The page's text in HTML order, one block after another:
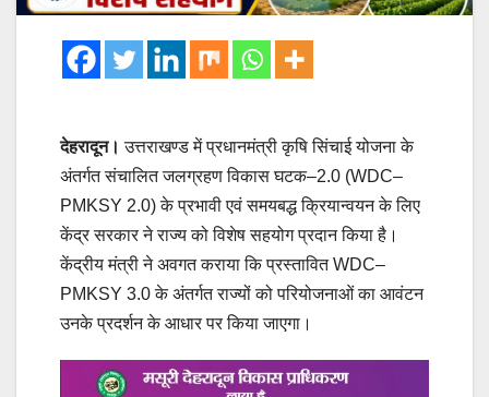
देहरादून।उत्तराखण्ड में प्रधानमंत्री कृषि सिंचाई योजना के
अंतर्गत संचालित जलग्रहण विकास घटक–2.0 (WDC–
PMKSY 2.0) के प्रभावी एवं समयबद्ध क्रियान्वयन के लिए
केंद्र सरकार ने राज्य को विशेष सहयोग प्रदान किया है।
केंद्रीय मंत्री ने अवगत कराया कि प्रस्तावित WDC–
PMKSY 3.0 के अंतर्गत राज्यों को परियोजनाओं का आवंटन
उनके प्रदर्शन के आधार पर किया जाएगा।